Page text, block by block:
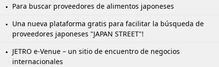
Para buscar proveedores de alimentos japoneses
Una nueva plataforma gratis para facilitar la búsqueda de
proveedores japoneses "JAPAN STREET"!
JETRO e-Venue – un sitio de encuentro de negocios
internacionales